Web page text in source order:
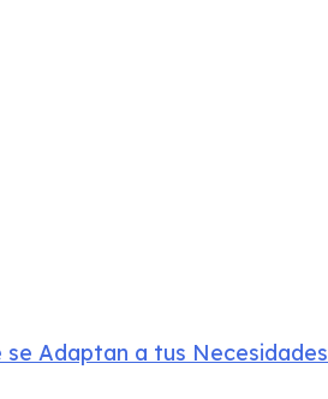
Adaptan a tus Necesidades